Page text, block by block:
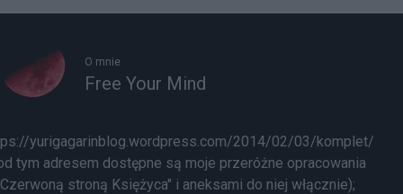
O mnie
Free Your Mind
yurigagarinblog.wordpress.com/2014/02/03/komplet/
tym adresem dostępne są moje przeróżne opracowania
stroną Księżyca" i aneksami do niej włącznie);